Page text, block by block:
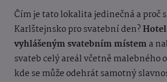
Čím je tato lokalita jedinečná a proč
Karlštejnsko pro svatební den?
vyhlášeným svatebním místem a
svateb celý areál včetně malebného
kde se může odehrát samotný